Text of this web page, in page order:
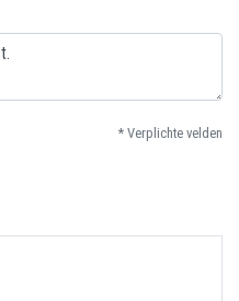
* Verplichte velden